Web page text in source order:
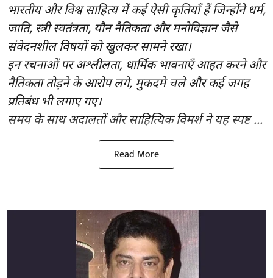
भारतीय और विश्व साहित्य में कई ऐसी कृतियाँ हैं जिन्होंने धर्म,
जाति, स्त्री स्वतंत्रता, यौन नैतिकता और मनोविज्ञान जैसे
संवेदनशील विषयों को खुलकर सामने रखा।
इन रचनाओं पर अश्लीलता, धार्मिक भावनाएँ आहत करने और
नैतिकता तोड़ने के आरोप लगे, मुकदमे चले और कई जगह
प्रतिबंध भी लगाए गए।
समय के साथ अदालतों और साहित्यिक विमर्श ने यह स्पष्ट ...
Read More